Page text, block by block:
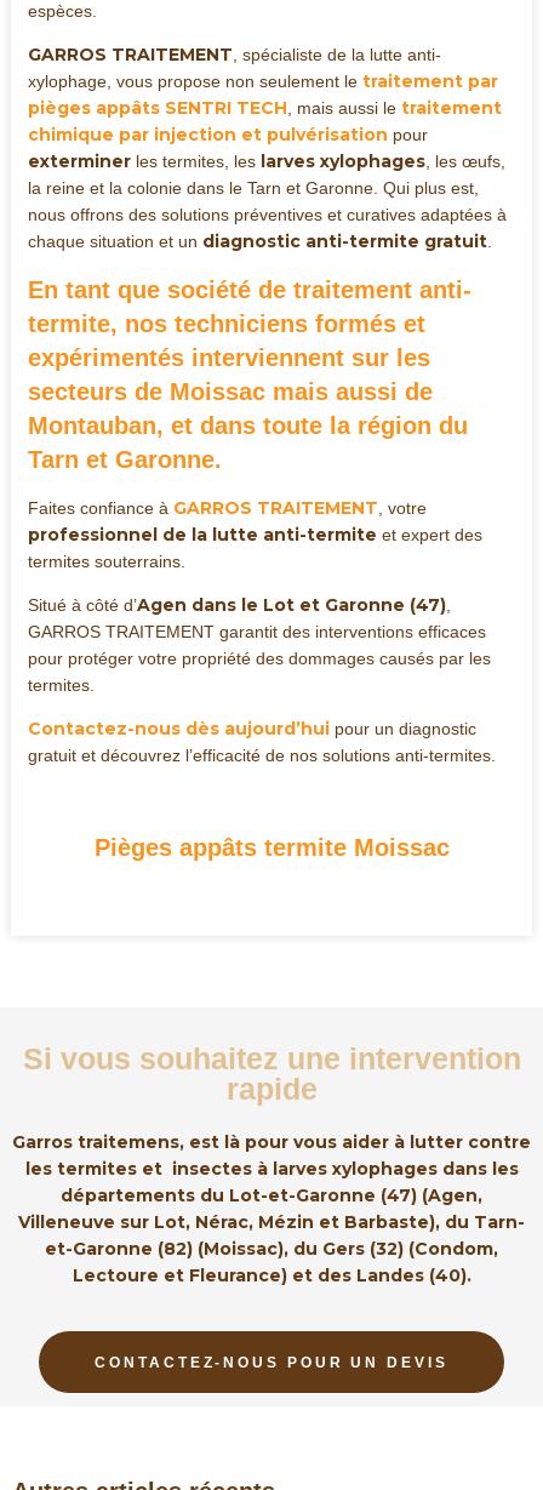
espèces.
GARROS TRAITEMENT , spécialiste de la lutte anti-
xylophage, vous propose non seulement le traitement par
pièges appâts SENTRI TECH , mais aussi le traitement
chimique par injection et pulvérisation pour
exterminer les termites, les larves xylophages , les œufs,
la reine et la colonie dans le Tarn et Garonne. Qui plus est,
nous offrons des solutions préventives et curatives adaptées à
chaque situation et un diagnostic anti-termite gratuit
En tant que société de traitement anti-
termite, nos techniciens formés et
expérimentés interviennent sur les
secteurs de Moissac mais aussi de
Montauban, et dans toute la région du
Tarn et Garonne.
Faites confiance à GARROS TRAITEMENT , votre
professionnel de la lutte anti-termite et expert des
termites souterrains.
Situé à côté d’Agen dans le Lot et Garonne (47)
GARROS TRAITEMENT garantit des interventions efficaces
pour protéger votre propriété des dommages causés par les
termites.
Contactez-nous dès aujourd’hui pour un diagnostic
gratuit et découvrez l’efficacité de nos solutions anti-termites.
Pièges appâts termite Moissac
Si vous souhaitez une intervention
rapide
Garros traitemens, est là pour vous aider à lutter contre
les termites et insectes à larves xylophages dans les
départements du Lot-et-Garonne (47) (Agen,
Villeneuve sur Lot, Nérac, Mézin et Barbaste), du Tarn-
et-Garonne (82) (Moissac), du Gers (32) (Condom,
Lectoure et Fleurance) et des Landes (40).
CONTACTEZ-NOUS POUR UN DEVIS